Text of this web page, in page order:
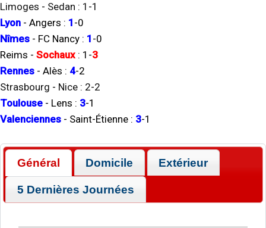
Limoges - Sedan : 1 -1
Lyon - Angers : 1 -0
Nîmes - FC Nancy : 1 -0
Reims - Sochaux : 1 -3
Rennes - Alès : 4-2
Strasbourg - Nice : 2-2
Toulouse - Lens : 3-1
Valenciennes - Saint-Étienne : 3-1
Général Domicile Extérieur
5 Dernières Journées